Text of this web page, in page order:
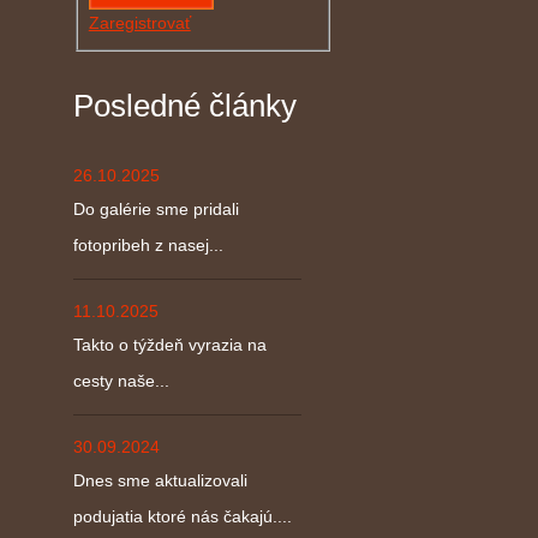
Zaregistrovať
Posledné články
26.10.2025
Do galérie sme pridali
fotopribeh z nasej...
11.10.2025
Takto o týždeň vyrazia na
cesty naše...
30.09.2024
Dnes sme aktualizovali
podujatia ktoré nás čakajú....